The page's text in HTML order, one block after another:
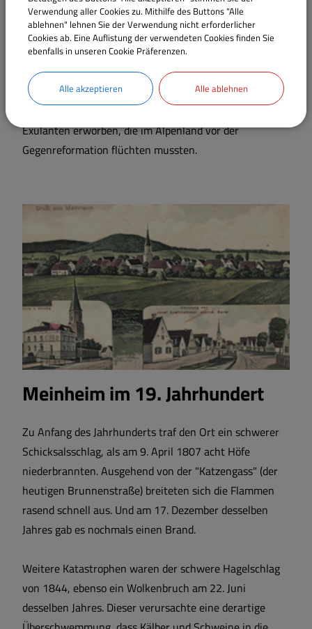
die Tyllischen Leute. Immer wieder mussten sich
Meinheimer in den nahen Wäldern verstecken.
Als der Dreißigjährige Krieg zu Ende ging, standen in
Meinheim wie auch in vielen anderen Orten zahlreiche
Höfe leer. Sie wurden großteils von österreichischen
Exulanten erworben, die im Alpenland vor der
Gegenreformation flüchten mussten.
Meinheim im 19. Jahrhundert
Zu Anfang des Jahrhunderts traf den Ort ein schwerer
Schicksalsschlag, als am 9. April 1807 acht Höfe
niederbrannten. Ausgehend von der "Katzengass" (der
heutigen Brunnenstraße) breiteten sich die Flammen
rasend schnell aus. Und am 17. Dezember desselben
Jahres gab es nochmals einen Brand.
Weitere Katastrophen waren der schwere Hagelschlag
von 1844, ebenso ein Wolkenbruch am 22. Juni
desselben Jahres. Dieser verursachte eine derartige
Verwendung aller Cookies zu. Mithilfe des Buttons "Alle
ablehnen" lehnen Sie der Verwendung nicht erforderlicher
Cookies ab. Eine Auflistung der verwendeten Cookies finden Sie
ebenfalls in unseren Cookie Präferenzen.
Alle akzeptieren Alle ablehnen